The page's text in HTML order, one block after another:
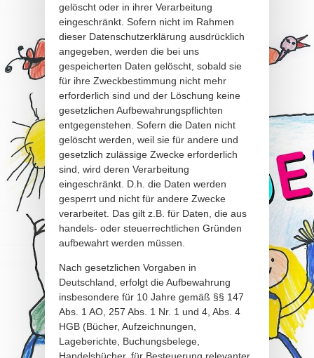
gelöscht oder in ihrer Verarbeitung
eingeschränkt. Sofern nicht im Rahmen
dieser Datenschutzerklärung ausdrücklich
angegeben, werden die bei uns
gespeicherten Daten gelöscht, sobald sie
für ihre Zweckbestimmung nicht mehr
erforderlich sind und der Löschung keine
gesetzlichen Aufbewahrungspflichten
entgegenstehen. Sofern die Daten nicht
gelöscht werden, weil sie für andere und
gesetzlich zulässige Zwecke erforderlich
sind, wird deren Verarbeitung
eingeschränkt. D.h. die Daten werden
gesperrt und nicht für andere Zwecke
verarbeitet. Das gilt z.B. für Daten, die aus
handels- oder steuerrechtlichen Gründen
aufbewahrt werden müssen.
Nach gesetzlichen Vorgaben in
Deutschland, erfolgt die Aufbewahrung
insbesondere für 10 Jahre gemäß §§ 147
Abs. 1 AO, 257 Abs. 1 Nr. 1 und 4, Abs. 4
HGB (Bücher, Aufzeichnungen,
Lageberichte, Buchungsbelege,
Handelsbücher, für Besteuerung relevanter